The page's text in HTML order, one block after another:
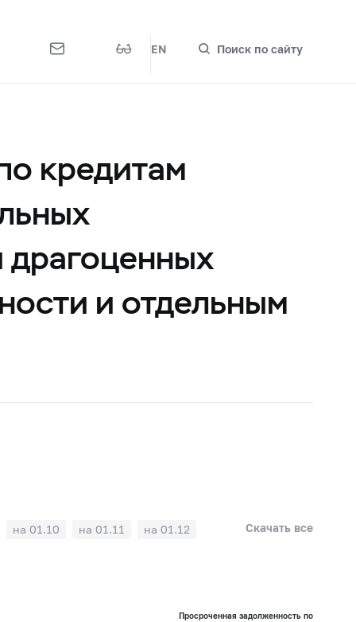
EN Поиск по сайту
кредитам
драгоценных
и отдельным
на 01.10 на 01.11 на 01.12 Скачать все
Просроченная задолженность по